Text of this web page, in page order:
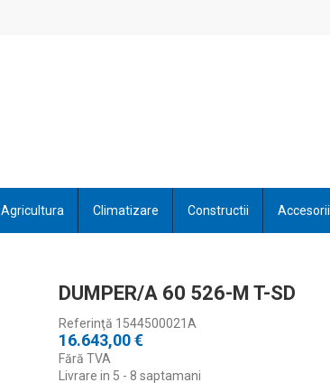
Agricultura Climatizare Constructii Accesorii
DUMPER/A 60 526-M T-SD
Referinţă 1544500021A
16.643,00 €
Fără TVA
Livrare in 5 - 8 saptamani